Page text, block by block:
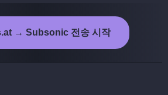
→ Subsonic 전송 시작